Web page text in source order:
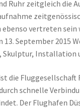
Ruhr zeitgleich die
vertreten
13. September 2015
Installation
die Fluggesellschaft
schnelle
Der Flughafen